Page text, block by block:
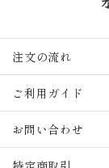
注文の流れ
ご利用ガイド
お問い合わせ